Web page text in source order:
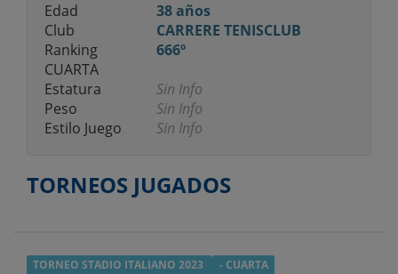
Edad
38 años
Club
CARRERE TENISCLUB
Ranking
CUARTA
666º
Estatura
Sin Info
Peso
Sin Info
Estilo Juego
Sin Info
TORNEOS JUGADOS
TORNEO STADIO ITALIANO 2023 - CUARTA